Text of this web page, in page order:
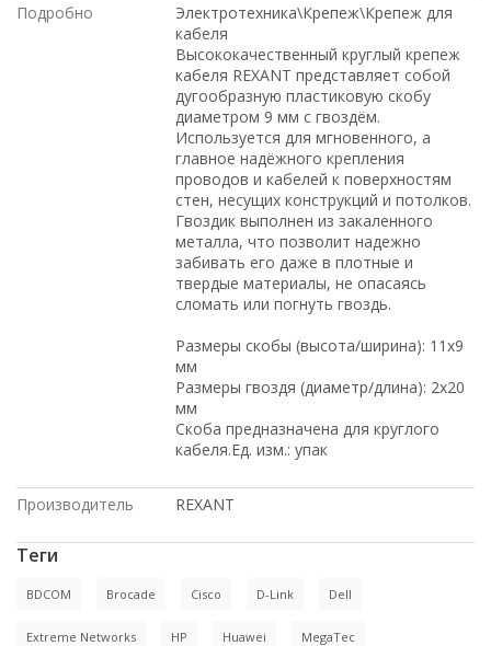
Подробно
Электротехника\Крепеж\Крепеж для
кабеля
Высококачественный круглый крепеж
кабеля REXANT представляет собой
дугообразную пластиковую скобу
диаметром 9 мм с гвоздём.
Используется для мгновенного, а
главное надёжного крепления
проводов и кабелей к поверхностям
стен, несущих конструкций и потолков.
Гвоздик выполнен из закаленного
металла, что позволит надежно
забивать его даже в плотные и
твердые материалы, не опасаясь
сломать или погнуть гвоздь.
Размеры скобы (высота/ширина): 11х9
мм
Размеры гвоздя (диаметр/длина): 2х20
мм
Скоба предназначена для круглого
кабеля.Ед. изм.: упак
Производитель REXANT
Теги
BDCOM Brocade Cisco D-Link Dell
Extreme Networks HP Huawei MegaTec